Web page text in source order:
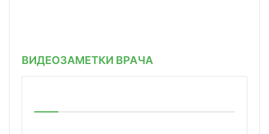
ВИДЕОЗАМЕТКИ ВРАЧА